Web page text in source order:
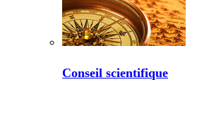
Conseil scientifique